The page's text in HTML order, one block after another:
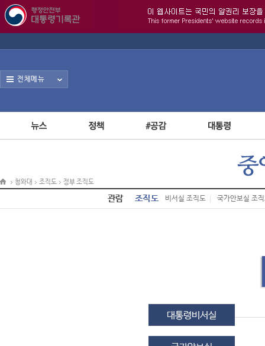
전체메뉴
청와대 조직도 정부 조직도
관람 조직도 비서실 조직도 국가안보실 조